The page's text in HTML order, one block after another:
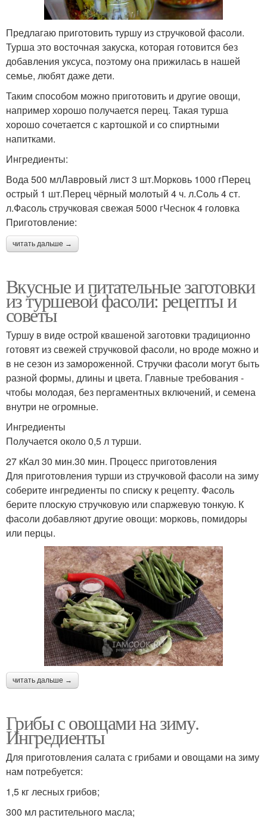
Предлагаю приготовить туршу из стручковой фасоли.
Турша это восточная закуска, которая готовится без
добавления уксуса, поэтому она прижилась в нашей
семье, любят даже дети.
Таким способом можно приготовить и другие овощи,
например хорошо получается перец. Такая турша
хорошо сочетается с картошкой и со спиртными
напитками.
Ингредиенты:
Вода 500 млЛавровый лист 3 шт.Морковь 1000 гПерец
острый 1 шт.Перец чёрный молотый 4 ч. л.Соль 4 ст.
л.Фасоль стручковая свежая 5000 гЧеснок 4 головка
Приготовление:
читать дальше →
Вкусные и питательные заготовки
из туршевой фасоли: рецепты и
советы
Туршу в виде острой квашеной заготовки традиционно
готовят из свежей стручковой фасоли, но вроде можно и
в не сезон из замороженной. Стручки фасоли могут быть
разной формы, длины и цвета. Главные требования -
чтобы молодая, без пергаментных включений, и семена
внутри не огромные.
Ингредиенты
Получается около 0,5 л турши.
27 кКал 30 мин.30 мин. Процесс приготовления
Для приготовления турши из стручковой фасоли на зиму
соберите ингредиенты по списку к рецепту. Фасоль
берите плоскую стручковую или спаржевую тонкую. К
фасоли добавляют другие овощи: морковь, помидоры
или перцы.
читать дальше →
Грибы с овощами на зиму.
Ингредиенты
Для приготовления салата с грибами и овощами на зиму
нам потребуется:
1,5 кг лесных грибов;
300 мл растительного масла;